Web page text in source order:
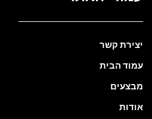
יצירת קשר
עמוד הבית
מבצעים
אודות